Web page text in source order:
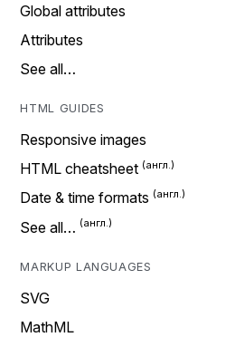
Global attributes
Attributes
See all…
HTML GUIDES
Responsive images
HTML cheatsheet
Date & time formats
See all…
MARKUP LANGUAGES
SVG
MathML